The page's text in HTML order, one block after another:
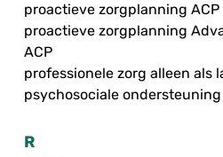
proactieve zorgplanning ACP
proactieve zorgplanning
ACP
professionele zorg alleen als
psychosociale
R